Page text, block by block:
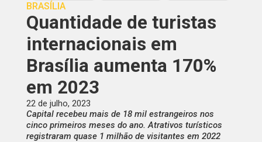
BRASÍLIA
Quantidade de turistas
internacionais em
Brasília aumenta 170%
em 2023
22 de julho, 2023
Capital recebeu mais de 18 mil estrangeiros nos
cinco primeiros meses do ano. Atrativos turísticos
registraram quase 1 milhão de visitantes em 2022